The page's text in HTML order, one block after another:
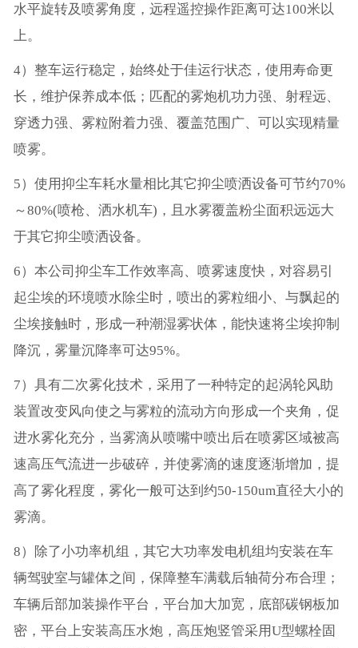
水平旋转及喷雾角度，远程遥控操作距离可达100米以
上。
4）整车运行稳定，始终处于佳运行状态，使用寿命更
长，维护保养成本低；匹配的雾炮机功力强、射程远、
穿透力强、雾粒附着力强、覆盖范围广、可以实现精量
喷雾。
5）使用抑尘车耗水量相比其它抑尘喷洒设备可节约70%
～80%(喷枪、洒水机车)，且水雾覆盖粉尘面积远远大
于其它抑尘喷洒设备。
6）本公司抑尘车工作效率高、喷雾速度快，对容易引
起尘埃的环境喷水除尘时，喷出的雾粒细小、与飘起的
尘埃接触时，形成一种潮湿雾状体，能快速将尘埃抑制
降沉，雾量沉降率可达95%。
7）具有二次雾化技术，采用了一种特定的起涡轮风助
装置改变风向使之与雾粒的流动方向形成一个夹角，促
进水雾化充分，当雾滴从喷嘴中喷出后在喷雾区域被高
速高压气流进一步破碎，并使雾滴的速度逐渐增加，提
高了雾化程度，雾化一般可达到约50-150um直径大小的
雾滴。
8）除了小功率机组，其它大功率发电机组均安装在车
辆驾驶室与罐体之间，保障整车满载后轴荷分布合理；
车辆后部加装操作平台，平台加大加宽，底部碳钢板加
密，平台上安装高压水炮，高压炮竖管采用U型螺栓固